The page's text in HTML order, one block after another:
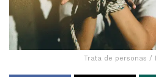
Trata de personas /